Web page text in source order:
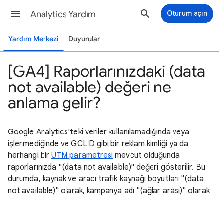
Analytics Yardım Oturum açın
Yardım Merkezi Duyurular
[GA4] Raporlarınızdaki (data
not available) değeri ne
anlama gelir?
Google Analytics'teki veriler kullanılamadığında veya
işlenmediğinde ve GCLID gibi bir reklam kimliği ya da
herhangi birUTM parametresi mevcut olduğunda
raporlarınızda "(data not available)" değeri gösterilir. Bu
durumda, kaynak ve aracı trafik kaynağı boyutları "(data
not available)" olarak, kampanya adı "(ağlar arası)" olarak